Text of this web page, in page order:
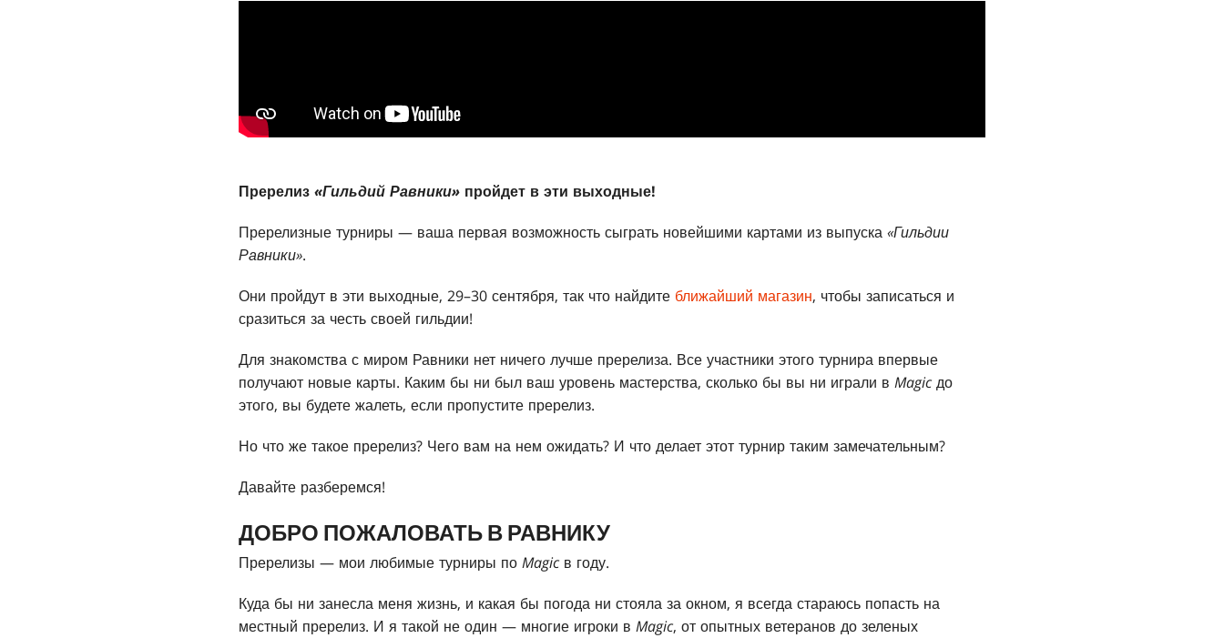
Пререлиз «Гильдий Равники» пройдет в эти выходные!
Пререлизные турниры — ваша первая возможность сыграть новейшими картами из выпуска «Гильдии
Равники».
Они пройдут в эти выходные, 29–30 сентября, так что найдите ближайший магазин, чтобы записаться и
сразиться за честь своей гильдии!
Для знакомства с миром Равники нет ничего лучше пререлиза. Все участники этого турнира впервые
получают новые карты. Каким бы ни был ваш уровень мастерства, сколько бы вы ни играли в Magic до
этого, вы будете жалеть, если пропустите пререлиз.
Но что же такое пререлиз? Чего вам на нем ожидать? И что делает этот турнир таким замечательным?
Давайте разберемся!
ДОБРО ПОЖАЛОВАТЬ В РАВНИКУ
Пререлизы — мои любимые турниры по Magic в году.
Куда бы ни занесла меня жизнь, и какая бы погода ни стояла за окном, я всегда стараюсь попасть на
местный пререлиз. И я такой не один — многие игроки в Magic, от опытных ветеранов до зеленых